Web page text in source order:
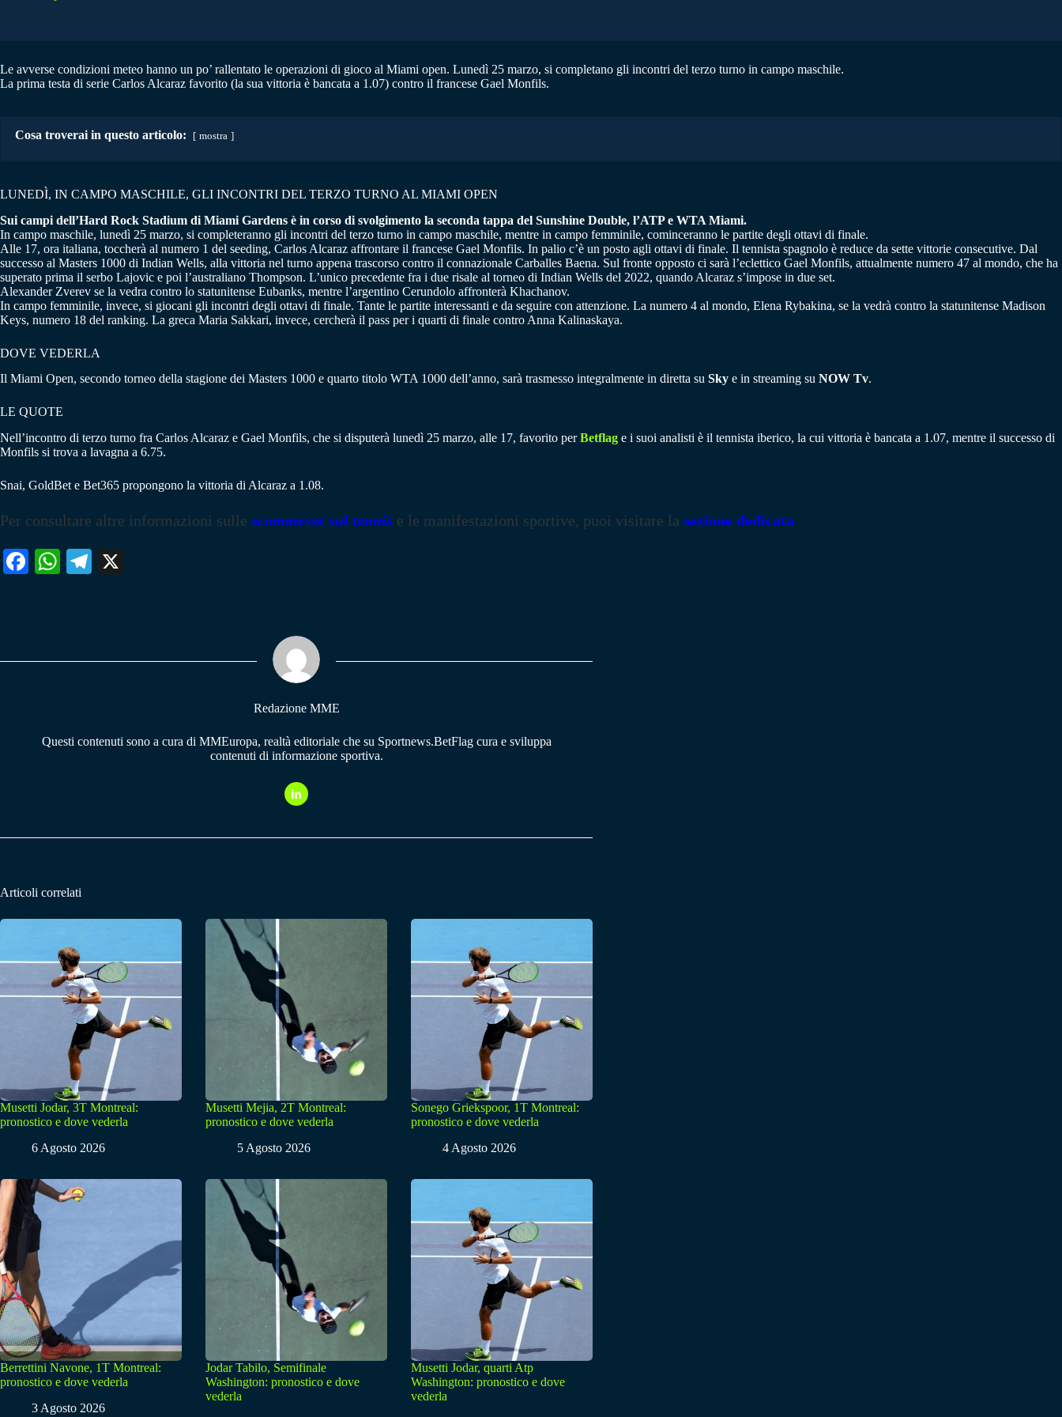
Le avverse condizioni meteo hanno un po’ rallentato le operazioni di gioco al Miami open. Lunedì 25 marzo, si completano gli incontri del terzo turno in campo maschile.
La prima testa di serie Carlos Alcaraz favorito (la sua vittoria è bancata a 1.07) contro il francese Gael Monfils.
Cosa troverai in questo articolo: mostra
LUNEDÌ, IN CAMPO MASCHILE, GLI INCONTRI DEL TERZO TURNO AL MIAMI OPEN
Sui campi dell’Hard Rock Stadium di Miami Gardens è in corso di svolgimento la seconda tappa del Sunshine Double, l’ATP e WTA Miami.
In campo maschile, lunedì 25 marzo, si completeranno gli incontri del terzo turno in campo maschile, mentre in campo femminile, cominceranno le partite degli ottavi di finale.
Alle 17, ora italiana, toccherà al numero 1 del seeding, Carlos Alcaraz affrontare il francese Gael Monfils. In palio c’è un posto agli ottavi di finale. Il tennista spagnolo è reduce da sette vittorie consecutive. Dal
successo al Masters 1000 di Indian Wells, alla vittoria nel turno appena trascorso contro il connazionale Carballes Baena. Sul fronte opposto ci sarà l’eclettico Gael Monfils, attualmente numero 47 al mondo, che ha
superato prima il serbo Lajovic e poi l’australiano Thompson. L’unico precedente fra i due risale al torneo di Indian Wells del 2022, quando Alcaraz s’impose in due set.
Alexander Zverev se la vedra contro lo statunitense Eubanks, mentre l’argentino Cerundolo affronterà Khachanov.
In campo femminile, invece, si giocani gli incontri degli ottavi di finale. Tante le partite interessanti e da seguire con attenzione. La numero 4 al mondo, Elena Rybakina, se la vedrà contro la statunitense Madison
Keys, numero 18 del ranking. La greca Maria Sakkari, invece, cercherà il pass per i quarti di finale contro Anna Kalinaskaya.
DOVE VEDERLA
Il Miami Open, secondo torneo della stagione dei Masters 1000 e quarto titolo WTA 1000 dell’anno, sarà trasmesso integralmente in diretta su Sky e in streaming su NOW Tv.
LE QUOTE
Nell’incontro di terzo turno fra Carlos Alcaraz e Gael Monfils, che si disputerà lunedì 25 marzo, alle 17, favorito perBetflag e i suoi analisti è il tennista iberico, la cui vittoria è bancata a 1.07, mentre il successo di
Monfils si trova a lavagna a 6.75.
Snai, GoldBet e Bet365 propongono la vittoria di Alcaraz a 1.08.
Per consultare altre informazioni sulle scommesse sul tennis e le manifestazioni sportive, puoi visitare la sezione dedicata
Fa W
pp
Te
m
Redazione MME
Questi contenuti sono a cura di MMEuropa, realtà editoriale che su Sportnews.BetFlag cura e sviluppa
contenuti di informazione sportiva.
Articoli correlati
Musetti Jodar, 3T Montreal:
pronostico e dove vederla
6 Agosto 2026
Musetti Mejia, 2T Montreal:
pronostico e dove vederla
5 Agosto 2026
Sonego Griekspoor, 1T Montreal:
pronostico e dove vederla
4 Agosto 2026
Berrettini Navone, 1T Montreal:
pronostico e dove vederla
3 Agosto 2026
Jodar Tabilo, Semifinale
Washington: pronostico e dove
vederla
Musetti Jodar, quarti Atp
Washington: pronostico e dove
vederla